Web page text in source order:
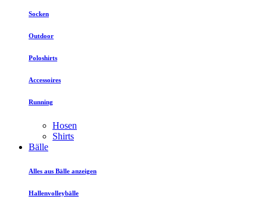
Socken
Outdoor
Poloshirts
Accessoires
Running
Hosen
Shirts
Bälle
Alles aus Bälle anzeigen
Hallenvolleybälle